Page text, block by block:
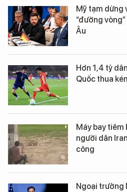
Mỹ tạm dừng
“đường
Âu
Hơn 1,4 tỷ
Quốc thua
Máy bay tiêm
người dân
công
Ngoại trưởng